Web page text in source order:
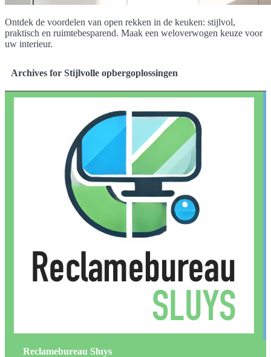
Ontdek de voordelen van open rekken in de keuken: stijlvol,
praktisch en ruimtebesparend. Maak een weloverwogen keuze voor
uw interieur.
Archives for Stijlvolle opbergoplossingen
Reclamebureau Sluys